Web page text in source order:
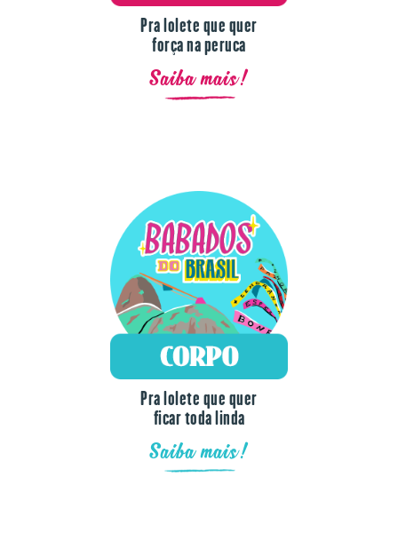
Pra lolete que quer
força na peruca
Saiba mais!
Pra lolete que quer
ficar toda linda
Saiba mais!